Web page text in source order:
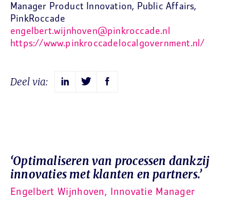
Manager Product Innovation, Public Affairs,
PinkRoccade
engelbert.wijnhoven@pinkroccade.nl
https://www.pinkroccadelocalgovernment.nl/
Deel via:
‘Optimaliseren van processen dankzij
innovaties met klanten en partners.’
Engelbert Wijnhoven, Innovatie Manager